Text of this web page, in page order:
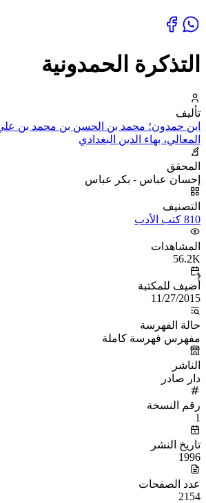
التذكرة الحمدونية
تأليف
ابن حمدون؛ محمد بن الحسن بن محمد بن
المعالي، بهاء الدين البغدادي
المحقق
إحسان عباس - بكر عباس
التصنيف
810 كتب الأدب
المشاهدات
56.2K
أُضيف للمكتبة
11/27/2015
حالة الفهرسة
مفهرس فهرسة كاملة
الناشر
دار صادر
رقم النسخة
1
تاريخ النشر
1996
عدد الصفحات
2154